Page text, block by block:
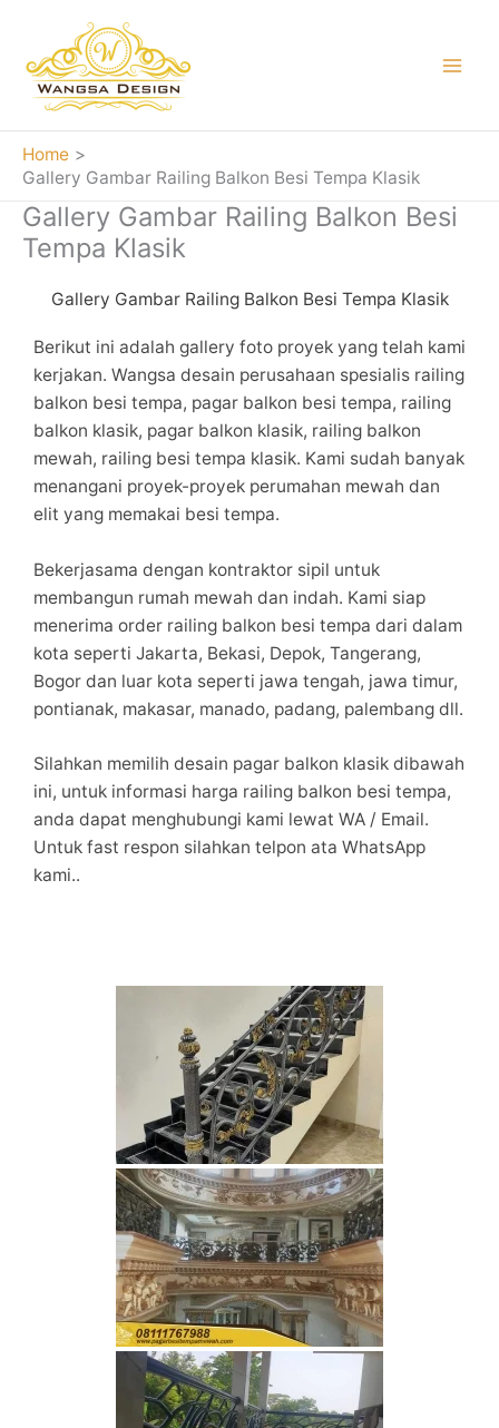
content
Home
Gallery Gambar Railing Balkon Besi Tempa Klasik
Gallery Gambar Railing Balkon Besi
Tempa Klasik
Gallery Gambar Railing Balkon Besi Tempa Klasik
Berikut ini adalah gallery foto proyek yang telah kami
kerjakan. Wangsa desain perusahaan spesialis railing
balkon besi tempa, pagar balkon besi tempa, railing
balkon klasik, pagar balkon klasik, railing balkon
mewah, railing besi tempa klasik. Kami sudah banyak
menangani proyek-proyek perumahan mewah dan
elit yang memakai besi tempa.
Bekerjasama dengan kontraktor sipil untuk
membangun rumah mewah dan indah. Kami siap
menerima order railing balkon besi tempa dari dalam
kota seperti Jakarta, Bekasi, Depok, Tangerang,
Bogor dan luar kota seperti jawa tengah, jawa timur,
pontianak, makasar, manado, padang, palembang dll.
Silahkan memilih desain pagar balkon klasik dibawah
ini, untuk informasi harga railing balkon besi tempa,
anda dapat menghubungi kami lewat WA / Email.
Untuk fast respon silahkan telpon ata WhatsApp
kami..